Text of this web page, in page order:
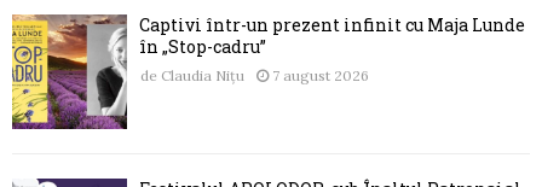
Captivi într-un prezent infinit cu Maja Lunde
în „Stop-cadru”
de Claudia Nițu 7 august 2026